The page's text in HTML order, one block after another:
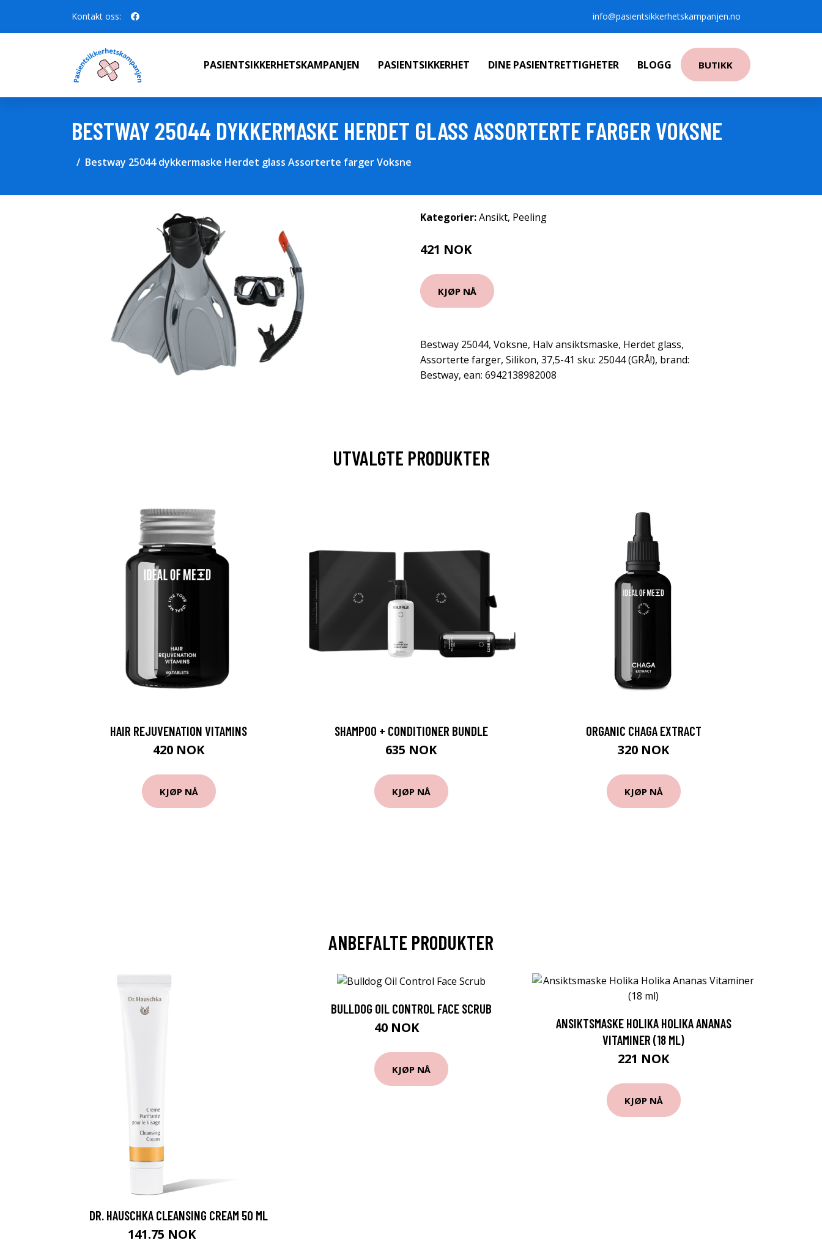
Kontakt oss: info@pasientsikkerhetskampanjen.no
PASIENTSIKKERHETSKAMPANJEN PASIENTSIKKERHET DINE PASIENTRETTIGHETER BLOGG BUTIKK
BESTWAY 25044 DYKKERMASKE HERDET GLASS ASSORTERTE FARGER VOKSNE
Bestway 25044 dykkermaske Herdet glass Assorterte farger Voksne
Kategorier:Ansikt, Peeling
421 NOK
KJØP NÅ
Bestway 25044, Voksne, Halv ansiktsmaske, Herdet glass,
Assorterte farger, Silikon, 37,5-41 sku: 25044 (GRÅ!), brand:
Bestway, ean: 6942138982008
UTVALGTE PRODUKTER
HAIR REJUVENATION VITAMINS
420 NOK
KJØP NÅ
SHAMPOO + CONDITIONER BUNDLE
635 NOK
KJØP NÅ
ORGANIC CHAGA EXTRACT
320 NOK
KJØP NÅ
ANBEFALTE PRODUKTER
DR. HAUSCHKA CLEANSING CREAM 50 ML
141.75 NOK
BULLDOG OIL CONTROL FACE SCRUB
40 NOK
KJØP NÅ
ANSIKTSMASKE HOLIKA HOLIKA ANANAS
VITAMINER (18 ML)
221 NOK
KJØP NÅ